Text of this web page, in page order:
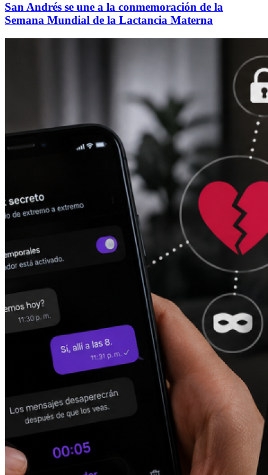
San Andrés se une a la conmemoración de la
Semana Mundial de la Lactancia Materna